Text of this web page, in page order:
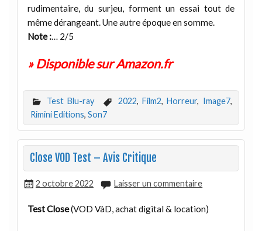
rudimentaire, du surjeu, forment un essai tout de
même dérangeant. Une autre époque en somme.
Note :… 2/5
» Disponible sur Amazon.fr
Test Blu-ray 2022,Film2,Horreur, Image7,
Rimini Editions, Son7
Close VOD Test – Avis Critique
2 octobre 2022 Laisser un commentaire
Test Close(VOD VàD, achat digital & location)